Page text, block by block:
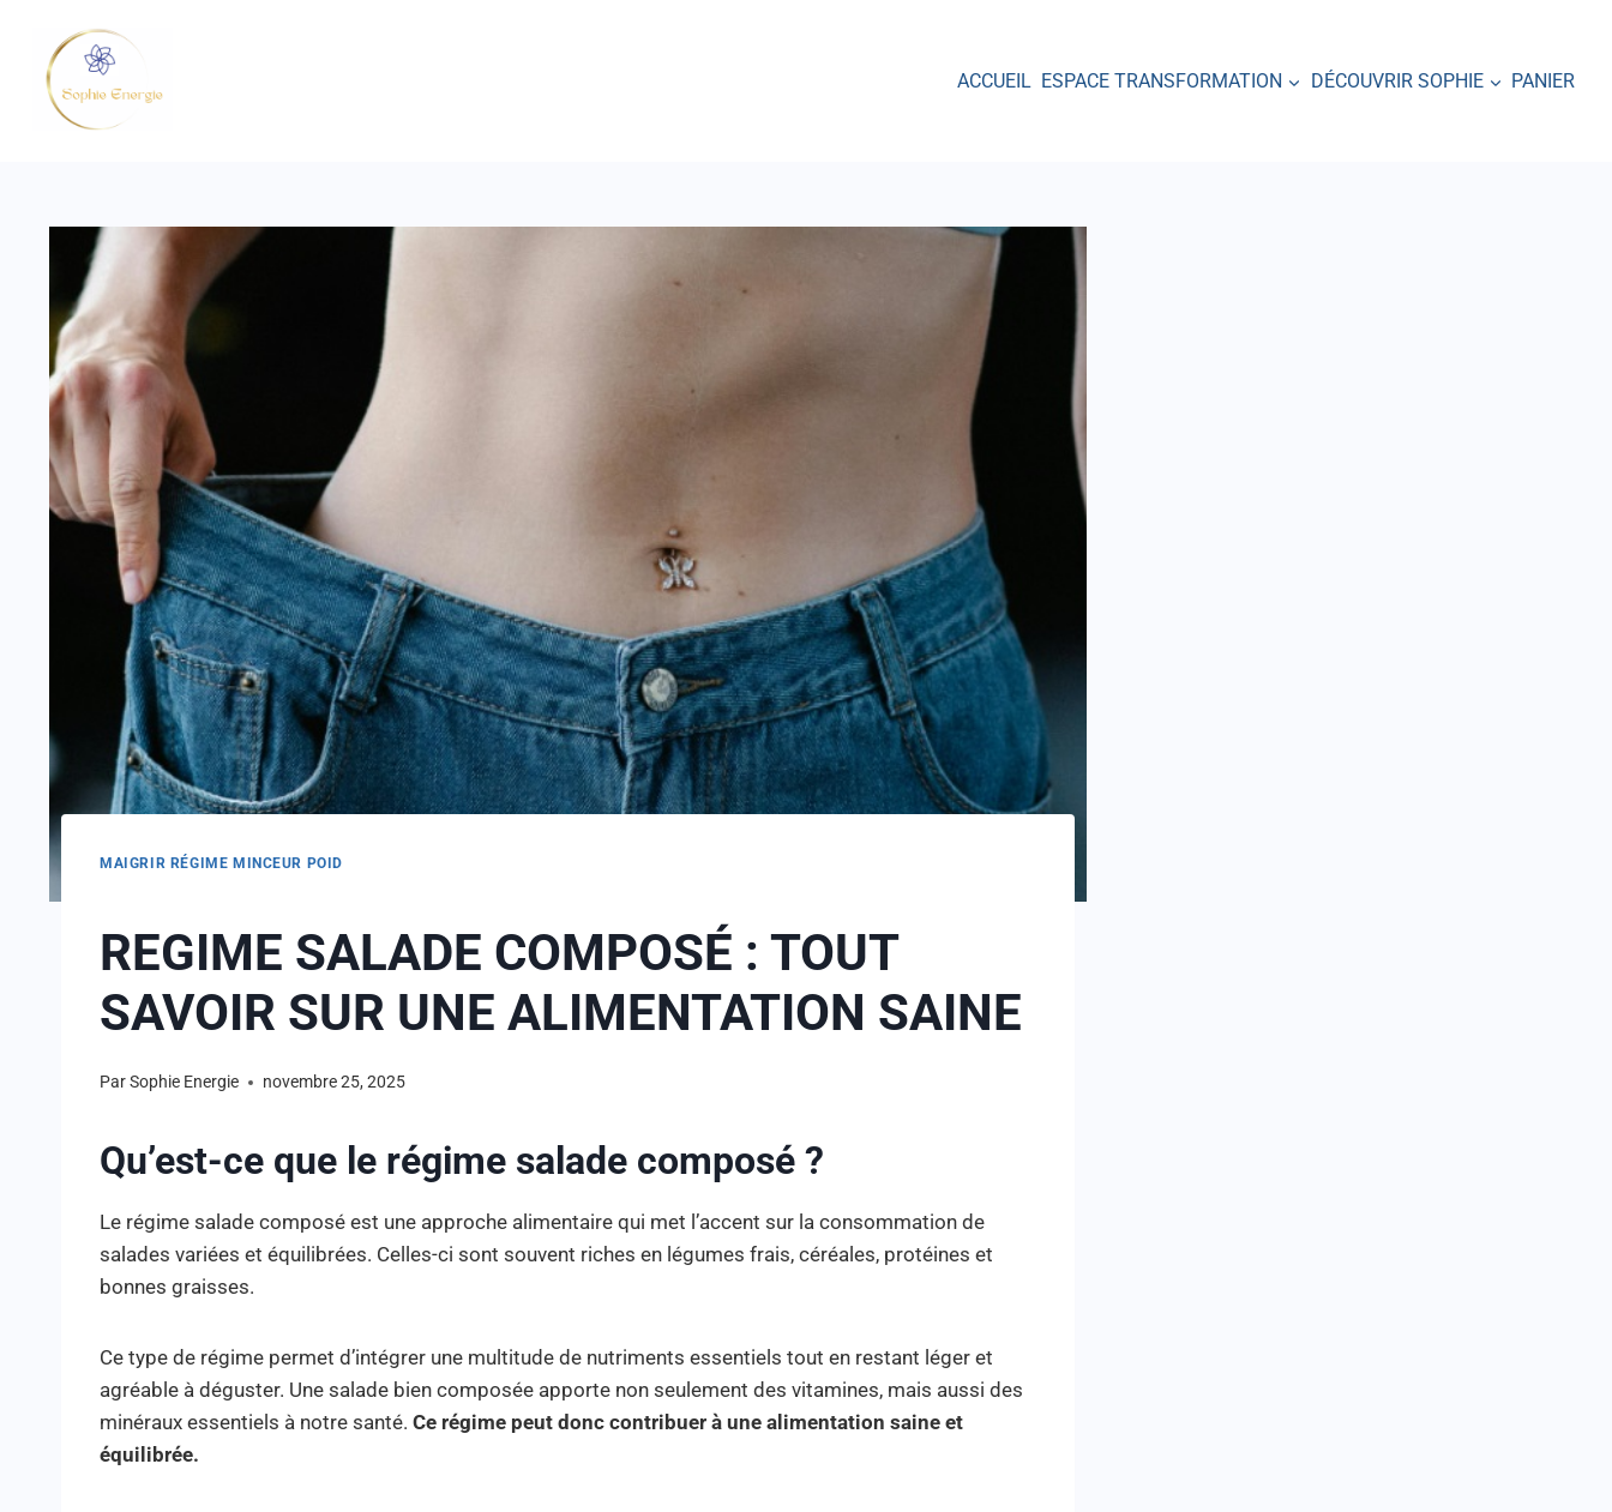
ACCUEIL ESPACE TRANSFORMATION DÉCOUVRIR SOPHIE PANIER
MAIGRIR RÉGIME MINCEUR POID
REGIME SALADE COMPOSÉ : TOUT
SAVOIR SUR UNE ALIMENTATION SAINE
ParSophie Energie novembre 25, 2025
Qu’est-ce que le régime salade composé ?
Le régime salade composé est une approche alimentaire qui met l’accent sur la consommation de
salades variées et équilibrées. Celles-ci sont souvent riches en légumes frais, céréales, protéines et
bonnes graisses.
Ce type de régime permet d’intégrer une multitude de nutriments essentiels tout en restant léger et
agréable à déguster. Une salade bien composée apporte non seulement des vitamines, mais aussi des
minéraux essentiels à notre santé. Ce régime peut donc contribuer à une alimentation saine et
équilibrée.